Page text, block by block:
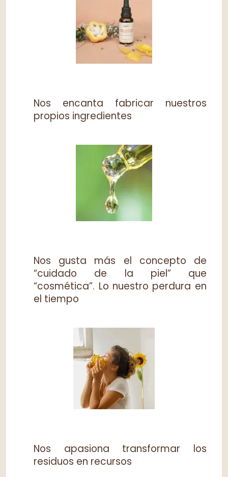
Nos encanta fabricar nuestros
propios ingredientes
Nos gusta más el concepto de
“cuidado de la piel” que
“cosmética”. Lo nuestro perdura en
el tiempo
Nos apasiona transformar los
residuos en recursos